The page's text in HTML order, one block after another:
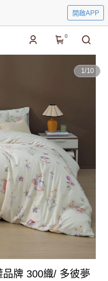
開啟APP
0
1/10
牌 300織/ 多彼夢